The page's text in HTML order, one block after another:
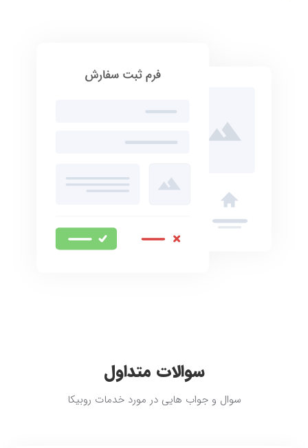
سوالات متداول
سوال و جواب هایی در مورد خدمات روبیکا